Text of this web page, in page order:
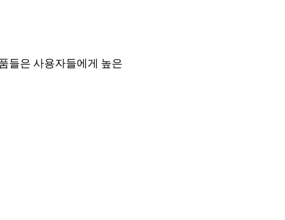
들은 사용자들에게 높은